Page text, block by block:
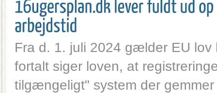
Fra d. 1. juli 2024 gælder EU lov
fortalt siger loven, at
tilgængeligt" system der